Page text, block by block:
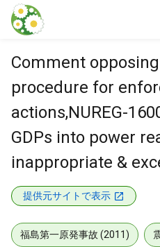
本文に飛ぶ
Comment
procedure for
actions,NUREG-
GDPs into power
inappropriate &
提供元サイトで表示
福島第一原発事故 (2011)